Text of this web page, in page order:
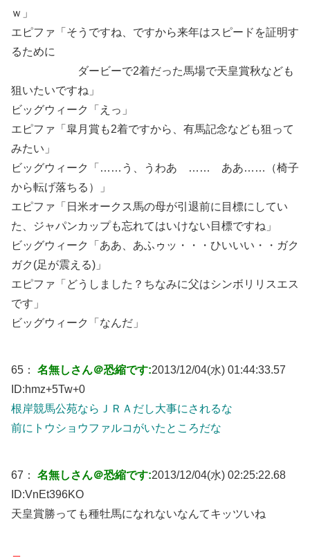
ｗ」
エピファ「そうですね、ですから来年はスピードを証明す
るために
ダービーで2着だった馬場で天皇賞秋なども
狙いたいですね」
ビッグウィーク「えっ」
エピファ「皐月賞も2着ですから、有馬記念なども狙って
みたい」
ビッグウィーク「……う、うわあ …… ああ……（椅子
から転げ落ちる）」
エピファ「日米オークス馬の母が引退前に目標にしてい
た、ジャパンカップも忘れてはいけない目標ですね」
ビッグウィーク「ああ、あふゥッ・・・ひいいい・・ガク
ガク(足が震える)」
エピファ「どうしました？ちなみに父はシンボリリスエス
です」
ビッグウィーク「なんだ」
65： 名無しさん＠恐縮です:2013/12/04(水) 01:44:33.57
ID:hmz+5Tw+0
根岸競馬公苑ならＪＲＡだし大事にされるな
前にトウショウファルコがいたところだな
67： 名無しさん＠恐縮です:2013/12/04(水) 02:25:22.68
ID:VnEt396KO
天皇賞勝っても種牡馬になれないなんてキッツいね